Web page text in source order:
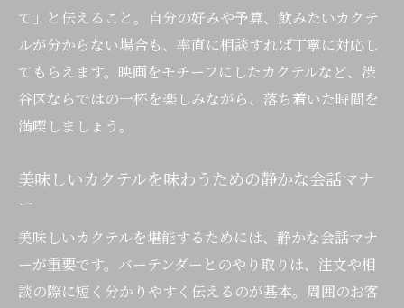
て」と伝えること。自分の好みや予算、飲みたいカクテ
ルが分からない場合も、率直に相談すれば丁寧に対応し
てもらえます。映画をモチーフにしたカクテルなど、渋
谷区ならではの一杯を楽しみながら、落ち着いた時間を
満喫しましょう。
美味しいカクテルを味わうための静かな会話マナ
ー
美味しいカクテルを堪能するためには、静かな会話マナ
ーが重要です。バーテンダーとのやり取りは、注文や相
談の際に短く分かりやすく伝えるのが基本。周囲のお客